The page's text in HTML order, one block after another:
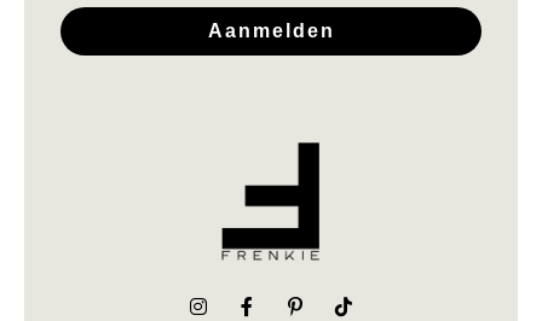
Aanmelden